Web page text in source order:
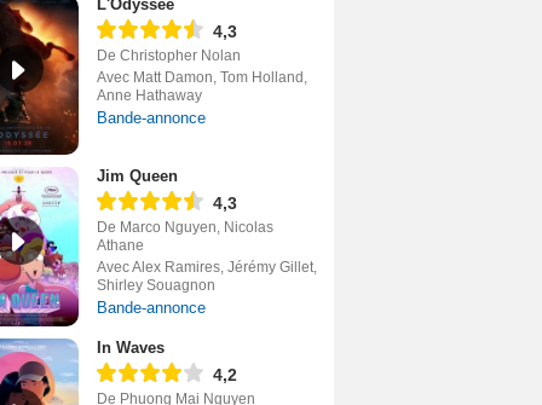
L'Odyssée
4,3
De Christopher Nolan
Avec Matt Damon, Tom Holland,
Anne Hathaway
Bande-annonce
Jim Queen
4,3
De Marco Nguyen, Nicolas
Athane
Avec Alex Ramires, Jérémy Gillet,
Shirley Souagnon
Bande-annonce
In Waves
4,2
De Phuong Mai Nguyen